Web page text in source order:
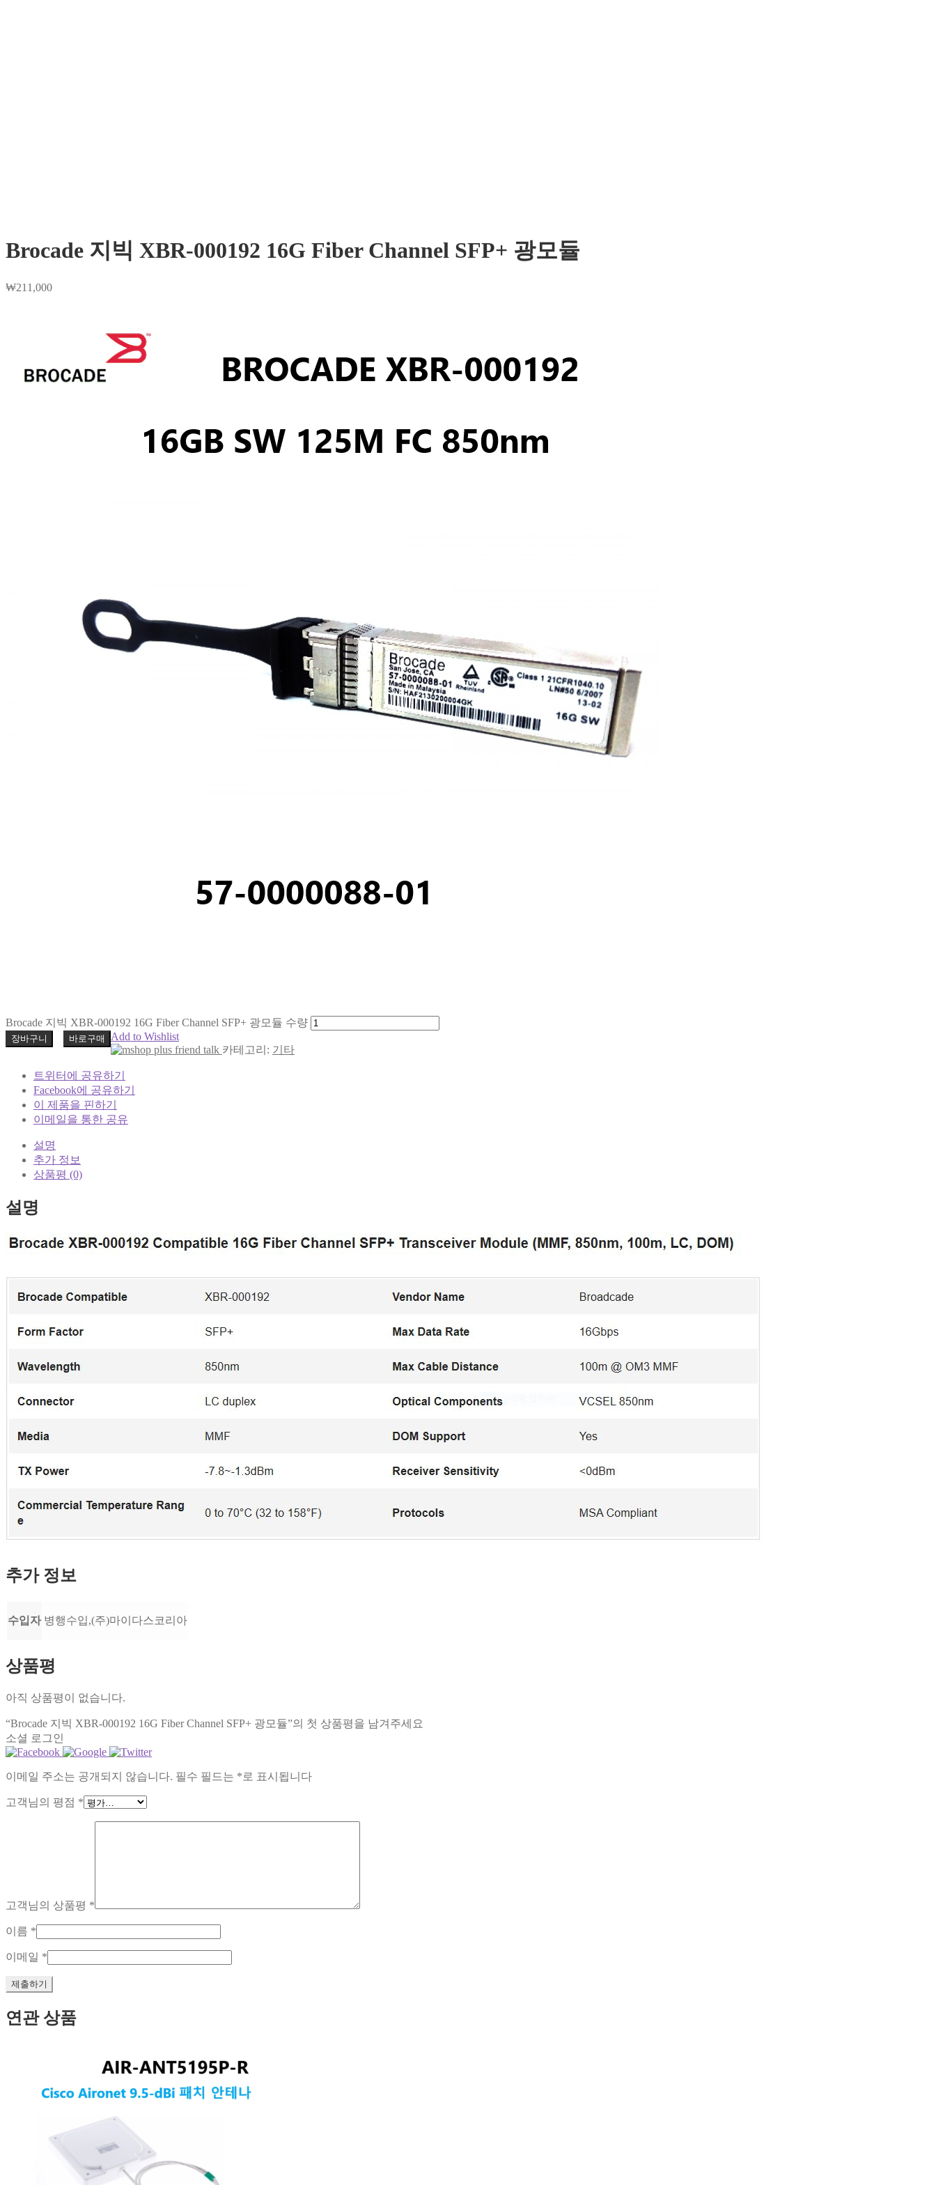
Brocade 지빅 XBR-000192 16G Fiber Channel SFP+ 광모듈
₩211,000
Brocade 지빅 XBR-000192 16G Fiber Channel SFP+ 광모듈 수량
장바구니 바로구매
Add to Wishlist
카테고리: 기타
트위터에 공유하기
Facebook에 공유하기
이 제품을 핀하기
이메일을 통한 공유
설명
추가 정보
상품평 (0)
설명
추가 정보
수입자 병행수입,(주)마이다스코리아
상품평
아직 상품평이 없습니다.
“Brocade 지빅 XBR-000192 16G Fiber Channel SFP+ 광모듈”의 첫 상품평을 남겨주세요
소셜 로그인
이메일 주소는 공개되지 않습니다. 필수 필드는 * 로 표시됩니다
고객님의 평점 *
고객님의 상품평 *
이름 *
이메일 *
연관 상품